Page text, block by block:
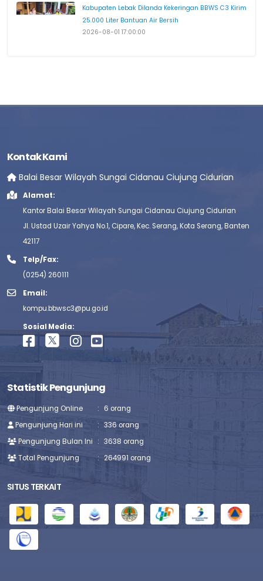
Kabupaten Lebak Dilanda Kekeringan BBWS C3 Kirim
25.000 Liter Bantuan Air Bersih
2026-08-01 17:00:00
Kontak Kami
Balai Besar Wilayah Sungai Cidanau Ciujung Cidurian
Alamat:
Kantor Balai Besar Wilayah Sungai Cidanau Ciujung Cidurian
Jl. Ustad Uzair Yahya No.1, Cipare, Kec. Serang, Kota Serang, Banten
42117
Telp/Fax:
(0254) 260111
Email:
kompu.bbwsc3@pu.go.id
Sosial Media:
Statistik Pengunjung
Pengunjung Online :
6 orang
Pengunjung Hari ini
: 336 orang
Pengunjung Bulan Ini
: 3638 orang
Total Pengunjung
: 264991 orang
SITUS TERKAIT